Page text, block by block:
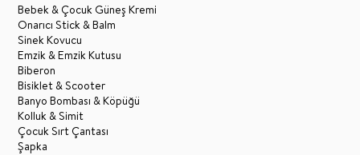
Bebek & Çocuk Güneş Kremi
Onarıcı Stick & Balm
Sinek Kovucu
Emzik & Emzik Kutusu
Biberon
Bisiklet & Scooter
Banyo Bombası & Köpüğü
Kolluk & Simit
Çocuk Sırt Çantası
Şapka